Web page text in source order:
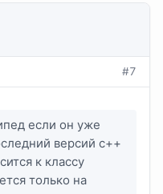
#7
если он уже
версий с++
к классу
только на